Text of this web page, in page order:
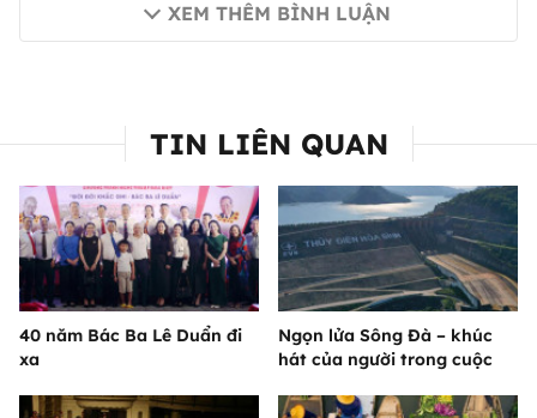
XEM THÊM BÌNH LUẬN
TIN LIÊN QUAN
40 năm Bác Ba Lê Duẩn đi
xa
Ngọn lửa Sông Đà – khúc
hát của người trong cuộc